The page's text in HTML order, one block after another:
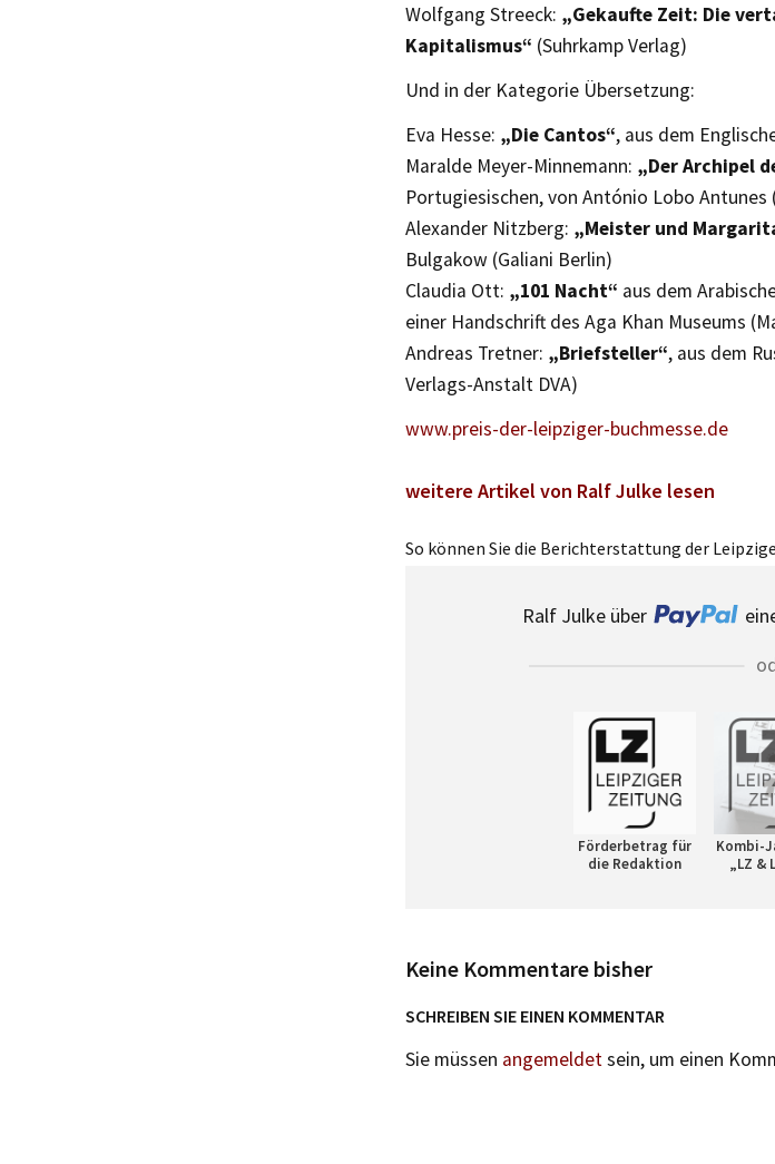
Wolfgang Streeck: „Gekaufte Zeit: Die
Kapitalismus“ (Suhrkamp Verlag)
Und in der Kategorie Übersetzung:
Eva Hesse: „Die Cantos“, aus dem
Maralde Meyer-Minnemann: „Der Archipel
Portugiesischen, von António Lobo
Alexander Nitzberg: „Meister und
Bulgakow (Galiani Berlin)
Claudia Ott: „101 Nacht“ aus dem
einer Handschrift des Aga Khan Museums
Andreas Tretner: „Briefsteller“, aus dem
Verlags-Anstalt DVA)
www.preis-der-leipziger-buchmesse.de
weitere Artikel von Ralf Julke lesen
So können Sie die Berichterstattung der
Ralf Julke über
Förderbetrag für
die Redaktion
Kombi-
„LZ &
Keine Kommentare bisher
SCHREIBEN SIE EINEN KOMMENTAR
Sie müssen angemeldetsein, um einen